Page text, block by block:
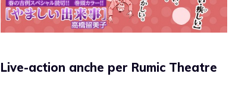
Live-action anche per Rumic Theatre